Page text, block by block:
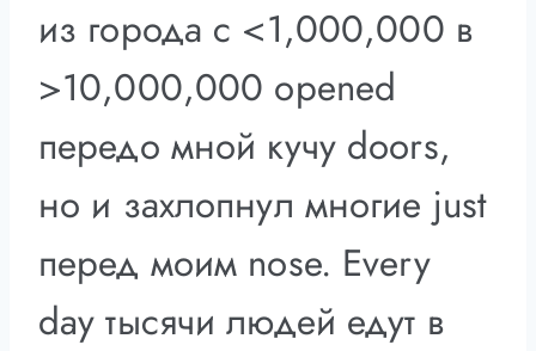
из города с <1,000,000 в
>10,000,000 opened
передо мной кучу doors,
но и захлопнул многие just
перед моим nose. Every
day тысячи людей едут в